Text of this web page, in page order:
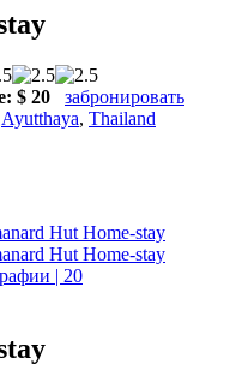
$ 20
забронировать
Ayutthaya, Thailand
| 20